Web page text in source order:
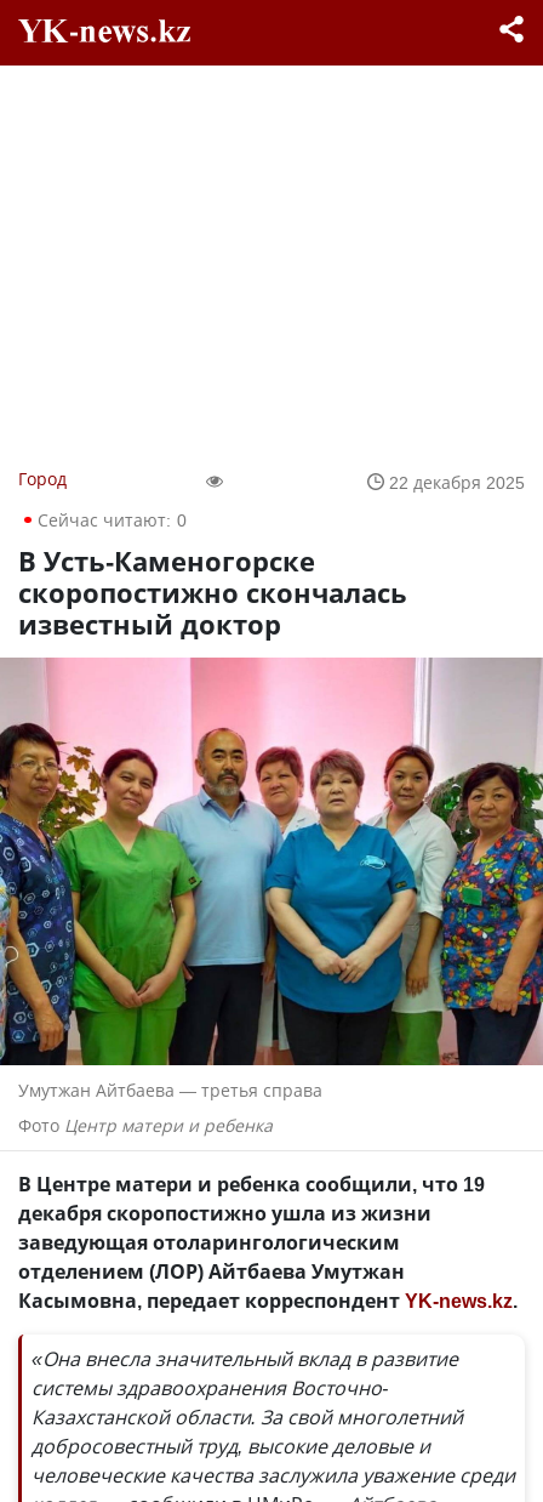
Город
22 декабря 2025
Сейчас читают: 0
В Усть-Каменогорске
скоропостижно скончалась
известный доктор
Умутжан Айтбаева — третья справа
Фото Центр матери и ребенка
В Центре матери и ребенка сообщили, что 19
декабря скоропостижно ушла из жизни
заведующая отоларингологическим
отделением (ЛОР) Айтбаева Умутжан
Касымовна, передает корреспондентYK-news.kz.
«Она внесла значительный вклад в развитие
системы здравоохранения Восточно-
Казахстанской области. За свой многолетний
добросовестный труд, высокие деловые и
человеческие качества заслужила уважение среди